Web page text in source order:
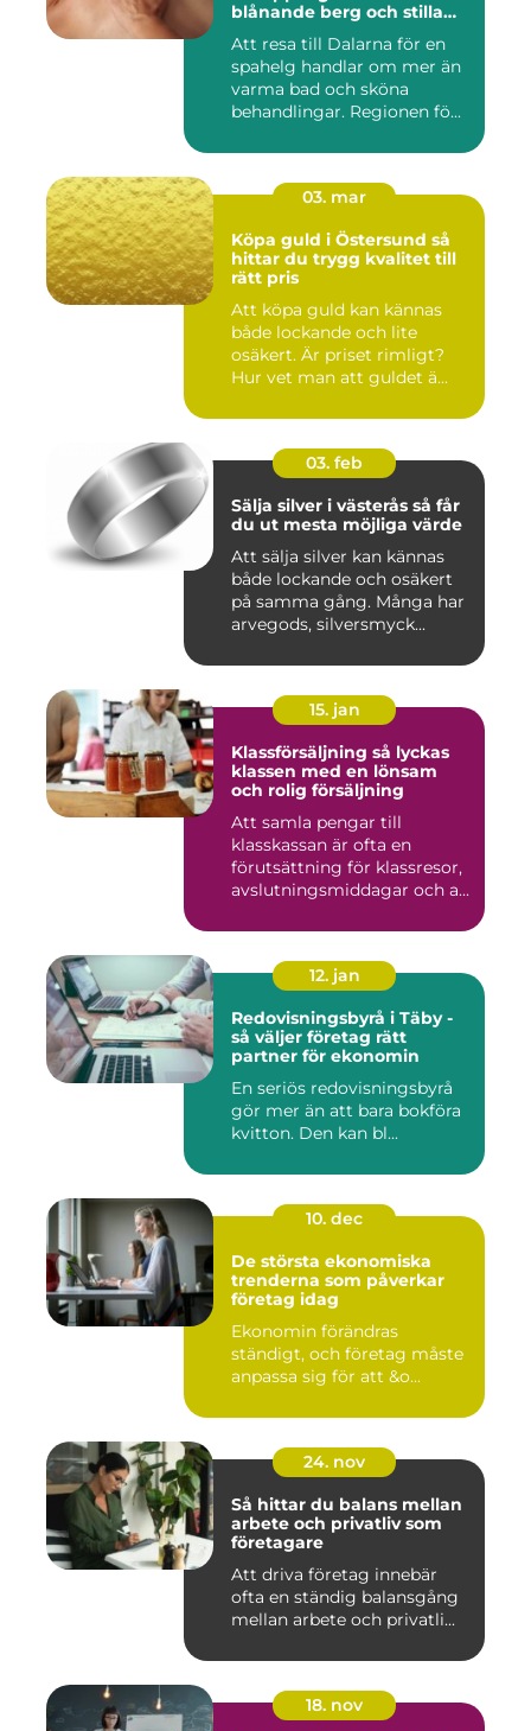
blånande berg och stilla
Att resa till Dalarna för en
spahelg handlar om mer än
varma bad och sköna
behandlingar. Regionen fö...
03. mar
Köpa guld i Östersund så
hittar du trygg kvalitet till
rätt pris
Att köpa guld kan kännas
både lockande och lite
osäkert. Är priset rimligt?
Hur vet man att guldet ä...
03. feb
Sälja silver i västerås så får
du ut mesta möjliga värde
Att sälja silver kan kännas
både lockande och osäkert
på samma gång. Många har
arvegods, silversmyck...
15. jan
Klassförsäljning så lyckas
klassen med en lönsam
och rolig försäljning
Att samla pengar till
klasskassan är ofta en
förutsättning för klassresor,
avslutningsmiddagar och a...
12. jan
Redovisningsbyrå i Täby -
så väljer företag rätt
partner för ekonomin
En seriös redovisningsbyrå
gör mer än att bara bokföra
kvitton. Den kan bl...
10. dec
De största ekonomiska
trenderna som påverkar
företag idag
Ekonomin förändras
ständigt, och företag måste
anpassa sig för att &o...
24. nov
Så hittar du balans mellan
arbete och privatliv som
företagare
Att driva företag innebär
ofta en ständig balansgång
mellan arbete och privatli...
18. nov